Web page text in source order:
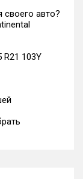
авто?
103Y